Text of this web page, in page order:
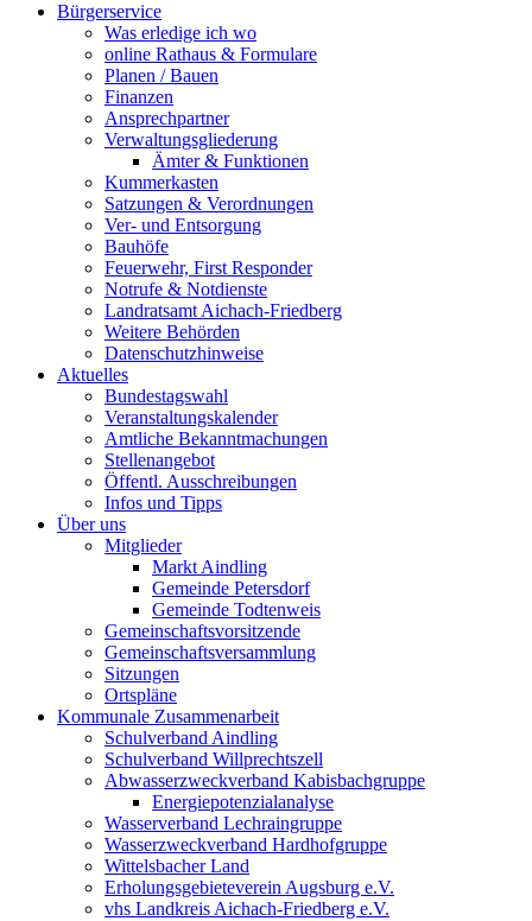
Bürgerservice
Was erledige ich wo
online Rathaus & Formulare
Planen / Bauen
Finanzen
Ansprechpartner
Verwaltungsgliederung
Ämter & Funktionen
Kummerkasten
Satzungen & Verordnungen
Ver- und Entsorgung
Bauhöfe
Feuerwehr, First Responder
Notrufe & Notdienste
Landratsamt Aichach-Friedberg
Weitere Behörden
Datenschutzhinweise
Aktuelles
Bundestagswahl
Veranstaltungskalender
Amtliche Bekanntmachungen
Stellenangebot
Öffentl. Ausschreibungen
Infos und Tipps
Über uns
Mitglieder
Markt Aindling
Gemeinde Petersdorf
Gemeinde Todtenweis
Gemeinschaftsvorsitzende
Gemeinschaftsversammlung
Sitzungen
Ortspläne
Kommunale Zusammenarbeit
Schulverband Aindling
Schulverband Willprechtszell
Abwasserzweckverband Kabisbachgruppe
Energiepotenzialanalyse
Wasserverband Lechraingruppe
Wasserzweckverband Hardhofgruppe
Wittelsbacher Land
Erholungsgebieteverein Augsburg e.V.
vhs Landkreis Aichach-Friedberg e.V.